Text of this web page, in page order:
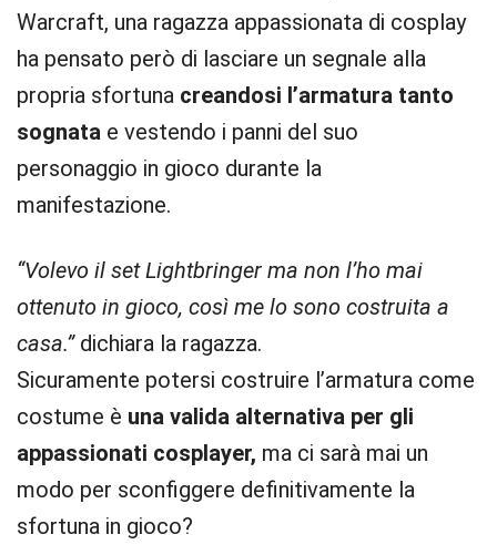
Warcraft, una ragazza appassionata di cosplay
ha pensato però di lasciare un segnale alla
propria sfortuna creandosi l’armatura tanto
sognata e vestendo i panni del suo
personaggio in gioco durante la
manifestazione.
“Volevo il set Lightbringer ma non l’ho mai
ottenuto in gioco, così me lo sono costruita a
casa.”dichiara la ragazza.
Sicuramente potersi costruire l’armatura come
costume è una valida alternativa per gli
appassionati cosplayer, ma ci sarà mai un
modo per sconfiggere definitivamente la
sfortuna in gioco?